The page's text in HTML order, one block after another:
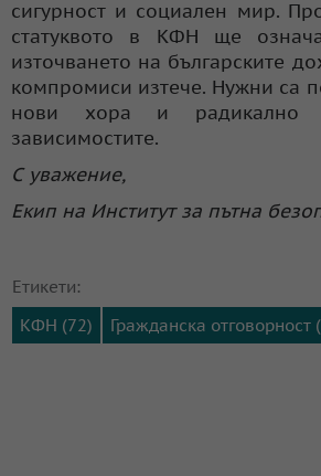
сигурност и социален мир.
статуквото в КФН ще
източването на българските
компромиси изтече. Нужни са
нови хора и радикално
зависимостите.
С уважение,
Екип на Институт за пътна
Етикети:
КФН (72)
Гражданска отговорност